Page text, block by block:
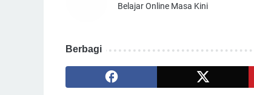
Belajar Online Masa Kini
Berbagi